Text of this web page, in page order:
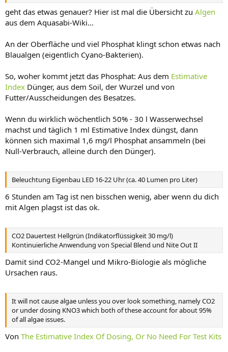
geht das etwas genauer? Hier ist mal die Übersicht zu Algen
aus dem Aquasabi-Wiki...
An der Oberfläche und viel Phosphat klingt schon etwas nach
Blaualgen (eigentlich Cyano-Bakterien).
So, woher kommt jetzt das Phosphat: Aus dem Estimative
Index Dünger, aus dem Soil, der Wurzel und von
Futter/Ausscheidungen des Besatzes.
Wenn du wirklich wöchentlich 50% - 30 l Wasserwechsel
machst und täglich 1 ml Estimative Index düngst, dann
können sich maximal 1,6 mg/l Phosphat ansammeln (bei
Null-Verbrauch, alleine durch den Dünger).
Beleuchtung Eigenbau LED 16-22 Uhr (ca. 40 Lumen pro Liter)
6 Stunden am Tag ist nen bisschen wenig, aber wenn du dich
mit Algen plagst ist das ok.
CO2 Dauertest Hellgrün (Indikatorflüssigkeit 30 mg/l)
Kontinuierliche Anwendung von Special Blend und Nite Out II
Damit sind CO2-Mangel und Mikro-Biologie als mögliche
Ursachen raus.
It will not cause algae unless you over look something, namely CO2
or under dosing KNO3 which both of these account for about 95%
of all algae issues.
Von The Estimative Index Of Dosing, Or No Need For Test Kits